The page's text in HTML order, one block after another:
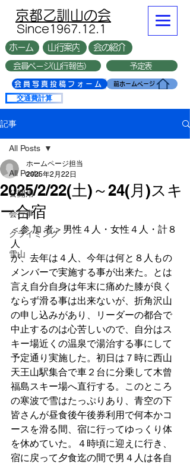
複数台
​京都乙訓山の会
​Since1967.12.1
前ホームページ
会員写真投稿フォーム
山行案内
ホーム 会の紹介
会員ページ(山行報告） 予定表
交通費計算
記事
All Posts
公開用
会行事
クライミング
雪山
All Posts
2025/2/22(土)～24(月)スキ
ー合宿
ホームページ担当
2025年2月22日
＜参 加 者＞男性４人・女性４人・計８
人
が、去年は４人、今年は何と８人もの
メンバーで実施する事が出来た。とは
言え自分自身は年末に痛めた膝が良く
ならず滑る事は出来ないが、折角沢山
の申し込みがあり、リーダーの都合で
中止するのは心苦しいので、自分はス
キー場近くの温泉で湯治する事にして
予定通り実施した。初日は７時に西山
天王山駅集合で車２台に分乗して木曾
福島スキー場へ直行する。このところ
の寒波で雪はたっぷりあり、青空の下
皆さんが昼食後午後券利用で何本かコ
ースを滑る間、宿に行ってゆっくり体
を休めていた。４時頃に迎えに行き、
宿に戻って夕食迄の間で男４人は各自